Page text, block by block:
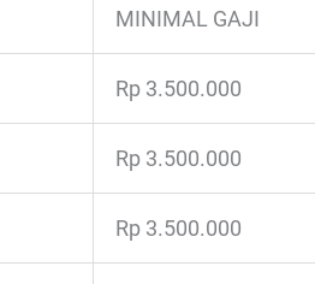
MINIMAL GAJI
Rp 3.500.000
Rp 3.500.000
Rp 3.500.000